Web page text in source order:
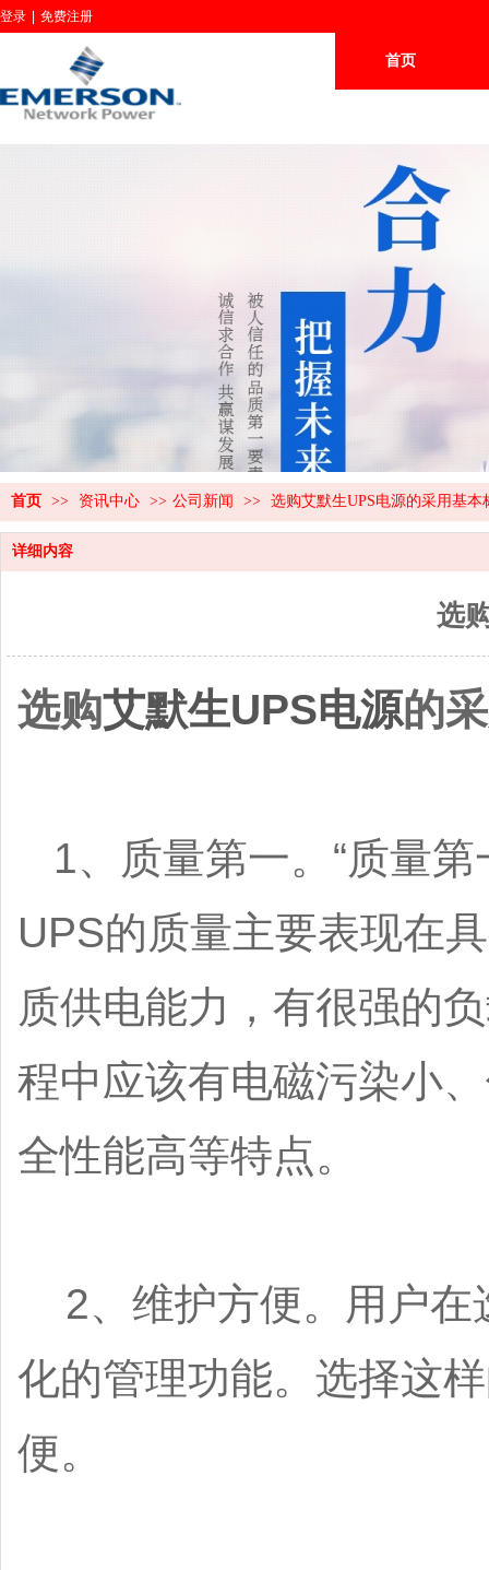
首页
登录 免费注册
首页 >> 资讯中心 >> 公司新闻 >> 选购艾默生UPS电源的采用基本
详细内容
选
选购艾默生UPS电源的
1、质量第一。“质量第
UPS的质量主要表现在
质供电能力，有很强的
程中应该有电磁污染小
全性能高等特点。
2、维护方便。用户在
化的管理功能。选择这
便。